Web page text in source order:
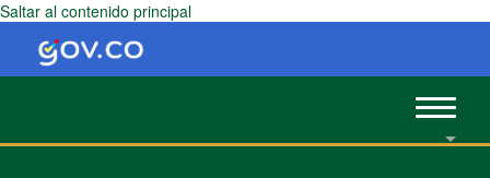
Saltar al contenido principal
Toggle